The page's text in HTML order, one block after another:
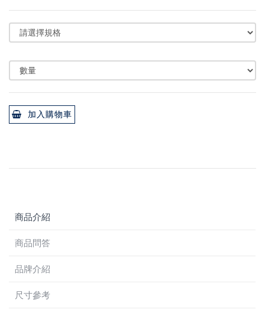
加入購物車
商品介紹
商品問答
品牌介紹
尺寸參考